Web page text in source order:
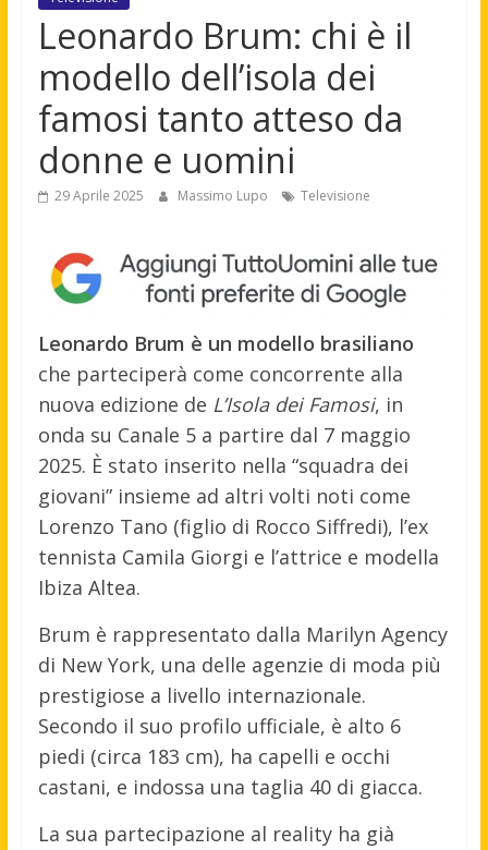
Leonardo Brum: chi è il
modello dell’isola dei
famosi tanto atteso da
donne e uomini
29 Aprile 2025 Massimo Lupo Televisione
Leonardo Brum è un modello brasiliano
che parteciperà come concorrente alla
nuova edizione de L’Isola dei Famosi, in
onda su Canale 5 a partire dal 7 maggio
2025. È stato inserito nella “squadra dei
giovani” insieme ad altri volti noti come
Lorenzo Tano (figlio di Rocco Siffredi), l’ex
tennista Camila Giorgi e l’attrice e modella
Ibiza Altea.
Brum è rappresentato dalla Marilyn Agency
di New York, una delle agenzie di moda più
prestigiose a livello internazionale.
Secondo il suo profilo ufficiale, è alto 6
piedi (circa 183 cm), ha capelli e occhi
castani, e indossa una taglia 40 di giacca.
La sua partecipazione al reality ha già